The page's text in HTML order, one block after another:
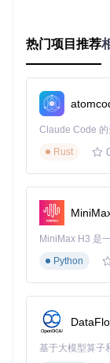
方案。
新用户引导是提
视觉化方式直观
方式更具吸引力
实现代码：
// 创建引导动画
let
// 配置动画属性
热门项目推荐
Rust
Python
基于大模型算子